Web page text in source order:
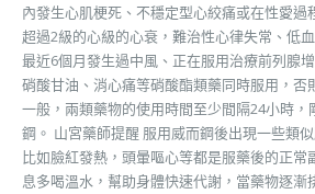
內發生心肌梗死、不穩定型心絞痛或在性愛過
超過2級的心級的心衰，難治性心律失常、低
最近6個月發生過中風、正在服用治療前列腺
硝酸甘油、消心痛等硝酸酯類藥同時服用，否
一般，兩類藥物的使用時間至少間隔24小時
鋼。 山宮藥師提醒 服用威而鋼後出現一些類
比如臉紅發熱，頭暈嘔心等都是服藥後的正常
息多喝溫水，幫助身體快速代謝，當藥物逐漸